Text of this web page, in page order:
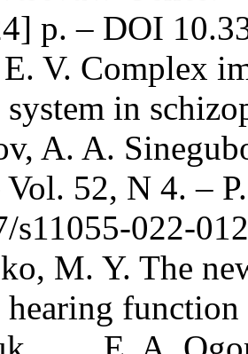
p. – DOI
V. Complex
system in
A. A.
Vol. 52, N 4. –
s11055-022-
M. Y. The
hearing